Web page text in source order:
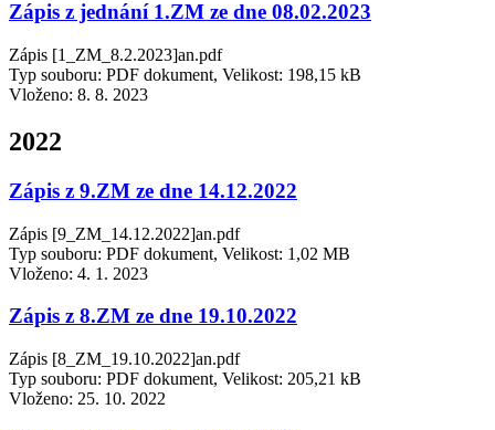
Zápis z jednání 1.ZM ze dne 08.02.2023
Zápis [1_ZM_8.2.2023]an.pdf
Typ souboru: PDF dokument, Velikost: 198,15 kB
Vloženo: 8. 8. 2023
2022
Zápis z 9.ZM ze dne 14.12.2022
Zápis [9_ZM_14.12.2022]an.pdf
Typ souboru: PDF dokument, Velikost: 1,02 MB
Vloženo: 4. 1. 2023
Zápis z 8.ZM ze dne 19.10.2022
Zápis [8_ZM_19.10.2022]an.pdf
Typ souboru: PDF dokument, Velikost: 205,21 kB
Vloženo: 25. 10. 2022